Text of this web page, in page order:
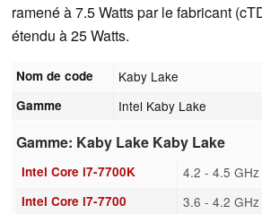
ramené à 7.5 Watts par le fabricant
étendu à 25 Watts.
Nom de code Kaby Lake
Gamme Intel Kaby Lake
Gamme: Kaby Lake Kaby Lake
Intel Core i7-7700K 4.2 - 4.5 GHz
Intel Core i7-7700 3.6 - 4.2 GHz